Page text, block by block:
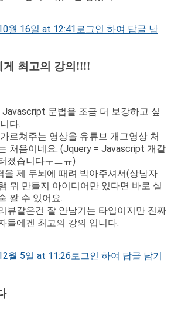
월 16일 at 12:41 로그인 하여 답글 남
게 최고의 강의!!!!
Javascript 문법을 조금 더 보강하고 싶
다.
르쳐주는 영상을 유튜브 개그영상 처
처음이네요. (Jquery = Javascript 개같
졌습니다ㅜㅡㅠ)
을 제 두뇌에 때려 박아주셔서(상남자
뭐 만들지 아이디어만 있다면 바로 실
짤 수 있어요.
뷰같은건 잘 안남기는 타입이지만 진짜
들에겐 최고의 강의 입니다.
월 5일 at 11:26로그인 하여 답글 남기